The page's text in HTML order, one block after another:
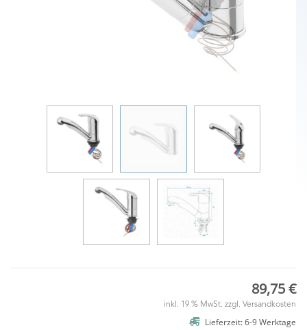
89,75 €
inkl. 19 % MwSt. zzgl. Versandkosten
Lieferzeit: 6-9 Werktage